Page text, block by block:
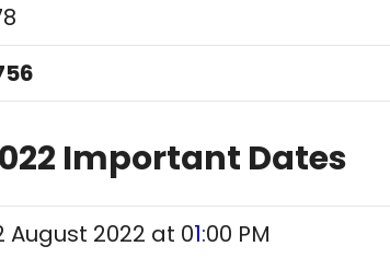
Important Dates
August 2022 at 01:00 PM